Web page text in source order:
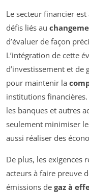
Le secteur financier
défis liés au
d’évaluer de façon
L’intégration de cette
d’investissement et
pour maintenir la
institutions
les banques et autres
seulement minimiser
aussi réaliser des
De plus, les exigences
acteurs à faire preuve
émissions de gaz à